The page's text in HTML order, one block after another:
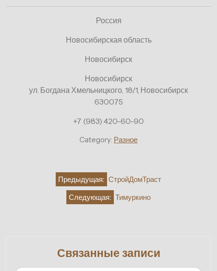
Россия
Новосибирская область
Новосибирск
Новосибирск
ул. Богдана Хмельницкого, 18/1, Новосибирск
630075
+7 (983) 420-60-90
Category: Разное
НавигацияПредыдущая: СтройДомТраст
Следующая: Тимуркино
Связанные записи